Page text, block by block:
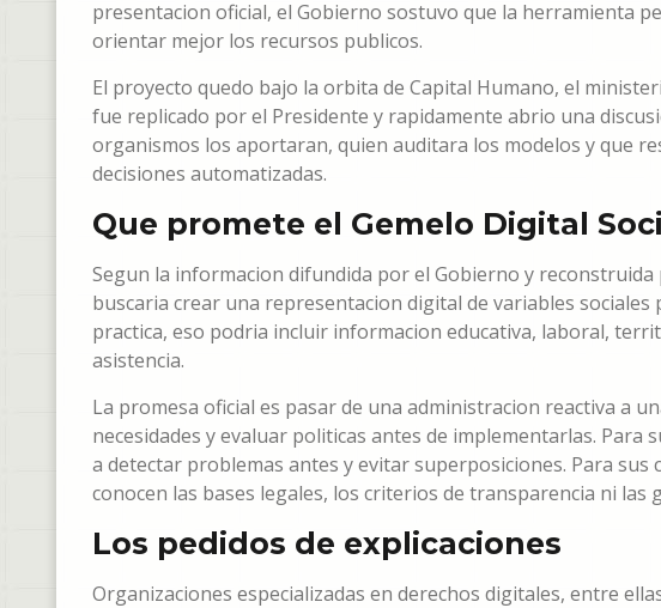
presentacion oficial, el Gobierno sostuvo que la herramienta
orientar mejor los recursos publicos.
El proyecto quedo bajo la orbita de Capital Humano, el
fue replicado por el Presidente y rapidamente abrio una
organismos los aportaran, quien auditara los modelos y que
decisiones automatizadas.
Que promete el Gemelo Digital
Segun la informacion difundida por el Gobierno y reconstruida
buscaria crear una representacion digital de variables
practica, eso podria incluir informacion educativa, laboral,
asistencia.
La promesa oficial es pasar de una administracion reactiva a
necesidades y evaluar politicas antes de implementarlas. Para
a detectar problemas antes y evitar superposiciones. Para sus
conocen las bases legales, los criterios de transparencia ni las
Los pedidos de explicaciones
Organizaciones especializadas en derechos digitales, entre